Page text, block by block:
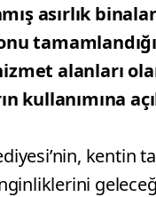
asırlık
alanları
kullanımına
kentin